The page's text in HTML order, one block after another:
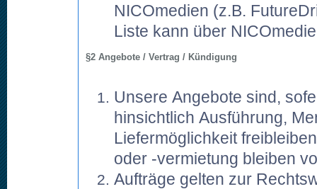
NICOmedien (z.B.
Liste kann über
§2 Angebote / Vertrag / Kündigung
Unsere Angebote sind,
hinsichtlich Ausführung,
Liefermöglichkeit
oder -vermietung bleiben
Aufträge gelten zur